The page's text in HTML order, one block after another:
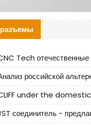
разъемы